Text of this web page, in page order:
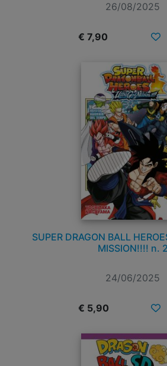
26/08/2025
€ 7,90
SUPER DRAGON BALL
MISSION!!!! n. 2
24/06/2025
€ 5,90